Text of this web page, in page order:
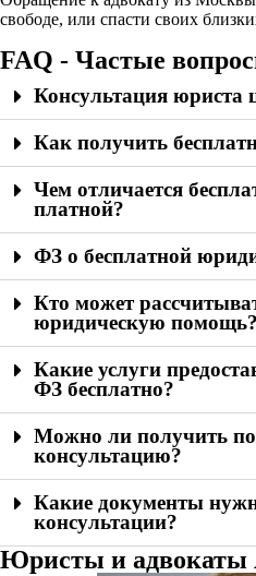
свободе, или спасти своих
FAQ - Частые
Консультация юриста
Как получить
Чем отличается
платной?
ФЗ о бесплатной
Кто может
юридическую помощь?
Какие услуги
ФЗ бесплатно?
Можно ли получить
консультацию?
Какие документы
консультации?
Юристы и